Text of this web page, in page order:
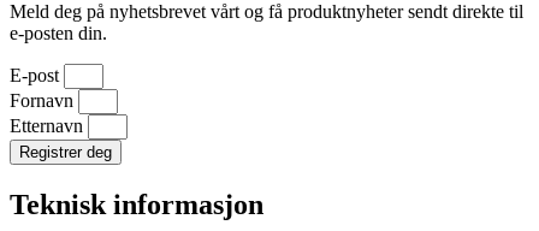
Meld deg på nyhetsbrevet vårt og få produktnyheter sendt direkte til
e-posten din.
E-post
Fornavn
Etternavn
Registrer deg
Teknisk informasjon